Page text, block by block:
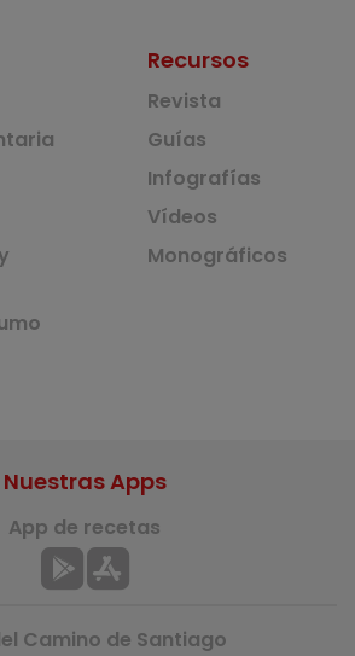
Recursos
Revista
Guías
Infografías
Vídeos
Monográficos
Nuestras Apps
App de recetas
Camino de Santiago